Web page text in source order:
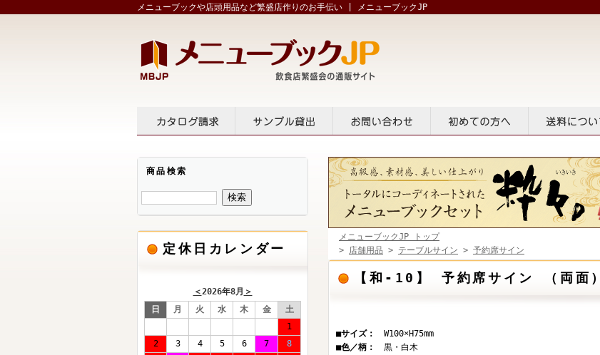
メニューブックや店頭用品など繁盛店作りのお手伝い | メニューブックJP
商品検索
定休日カレンダー
＜2026年8月 ＞
日
月 火 水 木 金
土
1
2
3 4 5 6 7
8
メニューブックJP トップ
> 店舗用品 > テーブルサイン > 予約席サイン
【和-10】 予約席サイン （両面）
■サイズ：
W100×H75mm
■色／柄：
黒・白木